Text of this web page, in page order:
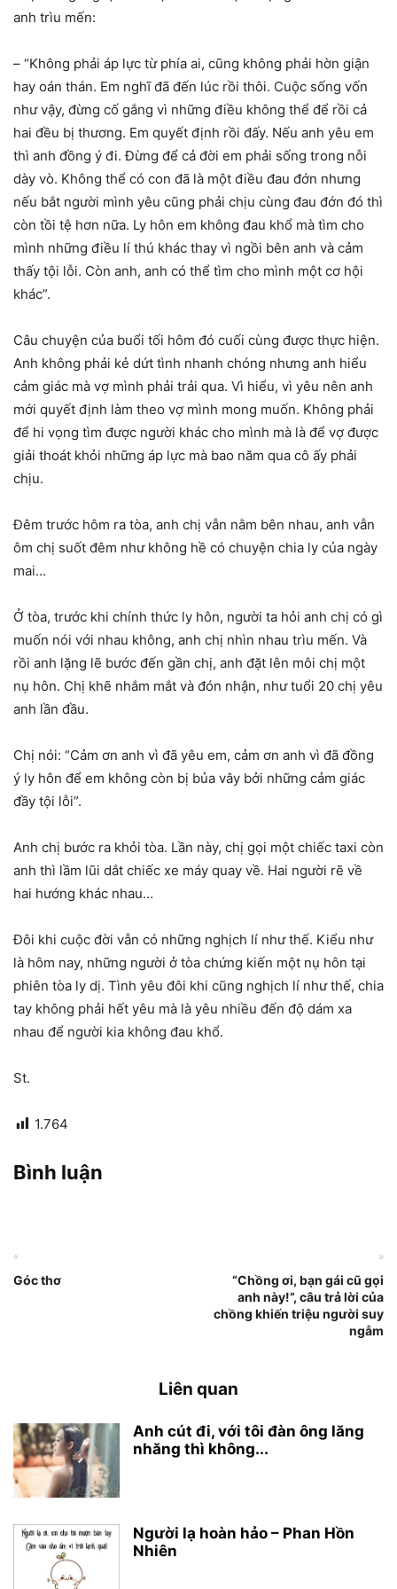
anh trìu mến:
– “Không phải áp lực từ phía ai, cũng không phải hờn giận
hay oán thán. Em nghĩ đã đến lúc rồi thôi. Cuộc sống vốn
như vậy, đừng cố gắng vì những điều không thể để rồi cả
hai đều bị thương. Em quyết định rồi đấy. Nếu anh yêu em
thì anh đồng ý đi. Đừng để cả đời em phải sống trong nỗi
dày vò. Không thể có con đã là một điều đau đớn nhưng
nếu bắt người mình yêu cũng phải chịu cùng đau đớn đó thì
còn tồi tệ hơn nữa. Ly hôn em không đau khổ mà tìm cho
mình những điều lí thú khác thay vì ngồi bên anh và cảm
thấy tội lỗi. Còn anh, anh có thể tìm cho mình một cơ hội
khác”.
Câu chuyện của buổi tối hôm đó cuối cùng được thực hiện.
Anh không phải kẻ dứt tình nhanh chóng nhưng anh hiểu
cảm giác mà vợ mình phải trải qua. Vì hiểu, vì yêu nên anh
mới quyết định làm theo vợ mình mong muốn. Không phải
để hi vọng tìm được người khác cho mình mà là để vợ được
giải thoát khỏi những áp lực mà bao năm qua cô ấy phải
chịu.
Đêm trước hôm ra tòa, anh chị vẫn nằm bên nhau, anh vẫn
ôm chị suốt đêm như không hề có chuyện chia ly của ngày
mai…
Ở tòa, trước khi chính thức ly hôn, người ta hỏi anh chị có gì
muốn nói với nhau không, anh chị nhìn nhau trìu mến. Và
rồi anh lặng lẽ bước đến gần chị, anh đặt lên môi chị một
nụ hôn. Chị khẽ nhắm mắt và đón nhận, như tuổi 20 chị yêu
anh lần đầu.
Chị nói: “Cảm ơn anh vì đã yêu em, cảm ơn anh vì đã đồng
ý ly hôn để em không còn bị bủa vây bởi những cảm giác
đầy tội lỗi”.
Anh chị bước ra khỏi tòa. Lần này, chị gọi một chiếc taxi còn
anh thì lầm lũi dắt chiếc xe máy quay về. Hai người rẽ về
hai hướng khác nhau…
Đôi khi cuộc đời vẫn có những nghịch lí như thế. Kiểu như
là hôm nay, những người ở tòa chứng kiến một nụ hôn tại
phiên tòa ly dị. Tình yêu đôi khi cũng nghịch lí như thế, chia
tay không phải hết yêu mà là yêu nhiều đến độ dám xa
nhau để người kia không đau khổ.
St.
1.764
Bình luận
«
Góc thơ
»
“Chồng ơi, bạn gái cũ gọi
anh này!”, câu trả lời của
chồng khiến triệu người suy
ngẫm
Liên quan
Anh cút đi, với tôi đàn ông lăng
nhăng thì không...
Người lạ hoàn hảo – Phan Hồn
Nhiên